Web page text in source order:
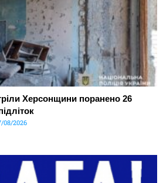
Херсонщини поранено 26
08/2026